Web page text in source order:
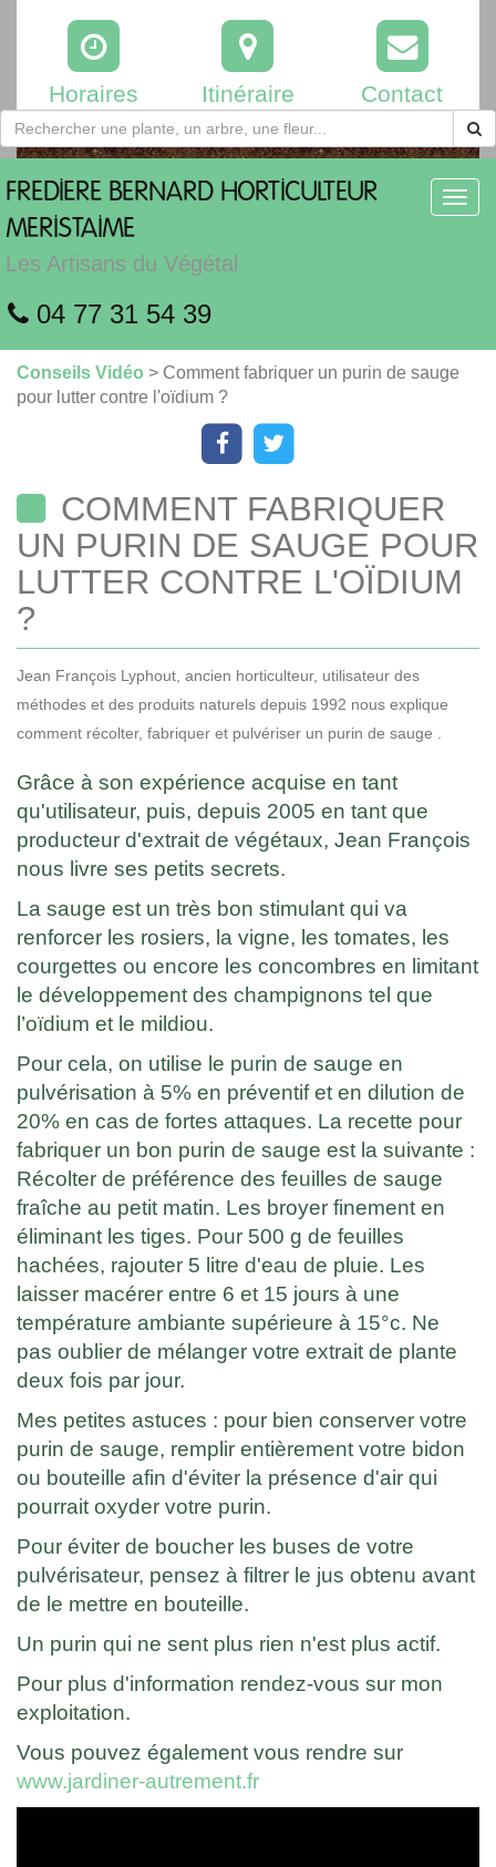
Horaires Itinéraire Contact
FREDIERE BERNARD HORTICULTEUR
MERISTAIME
Les Artisans du Végétal
04 77 31 54 39
Conseils Vidéo > Comment fabriquer un purin de sauge
pour lutter contre l'oïdium ?
COMMENT FABRIQUER
UN PURIN DE SAUGE POUR
LUTTER CONTRE L'OÏDIUM
?
Jean François Lyphout, ancien horticulteur, utilisateur des
méthodes et des produits naturels depuis 1992 nous explique
comment récolter, fabriquer et pulvériser un purin de sauge .
Grâce à son expérience acquise en tant
qu'utilisateur, puis, depuis 2005 en tant que
producteur d'extrait de végétaux, Jean François
nous livre ses petits secrets.
La sauge est un très bon stimulant qui va
renforcer les rosiers, la vigne, les tomates, les
courgettes ou encore les concombres en limitant
le développement des champignons tel que
l’oïdium et le mildiou.
Pour cela, on utilise le purin de sauge en
pulvérisation à 5% en préventif et en dilution de
20% en cas de fortes attaques. La recette pour
fabriquer un bon purin de sauge est la suivante :
Récolter de préférence des feuilles de sauge
fraîche au petit matin. Les broyer finement en
éliminant les tiges. Pour 500 g de feuilles
hachées, rajouter 5 litre d'eau de pluie. Les
laisser macérer entre 6 et 15 jours à une
température ambiante supérieure à 15°c. Ne
pas oublier de mélanger votre extrait de plante
deux fois par jour.
Mes petites astuces : pour bien conserver votre
purin de sauge, remplir entièrement votre bidon
ou bouteille afin d'éviter la présence d'air qui
pourrait oxyder votre purin.
Pour éviter de boucher les buses de votre
pulvérisateur, pensez à filtrer le jus obtenu avant
de le mettre en bouteille.
Un purin qui ne sent plus rien n'est plus actif.
Pour plus d'information rendez-vous sur mon
exploitation.
Vous pouvez également vous rendre sur
www.jardiner-autrement.fr